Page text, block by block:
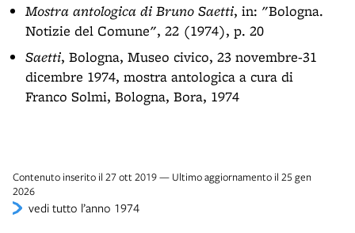
Mostra antologica di Bruno Saetti, in: "Bologna.
Notizie del Comune", 22 (1974), p. 20
Saetti, Bologna, Museo civico, 23 novembre-31
dicembre 1974, mostra antologica a cura di
Franco Solmi, Bologna, Bora, 1974
Contenuto inserito il 27 ott 2019 — Ultimo aggiornamento il 25 gen
2026
vedi tutto l’anno 1974